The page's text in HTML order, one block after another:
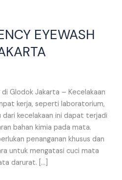
EYEWASH
Glodok Jakarta – Kecelakaan
kerja, seperti laboratorium,
dari kecelakaan ini dapat terjadi
bahan kimia pada mata.
penanganan khusus dan
untuk mengatasi cuci mata
darurat. […]